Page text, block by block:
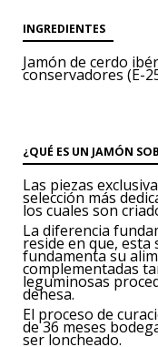
INGREDIENTES
Jamón de cerdo
conservadores (E-
¿QUÉ ES UN JAMÓN
Las piezas
selección más
los cuales son
La diferencia
reside en que, esta
fundamenta su
complementadas
leguminosas
dehesa.
El proceso de
de 36 meses
ser loncheado.